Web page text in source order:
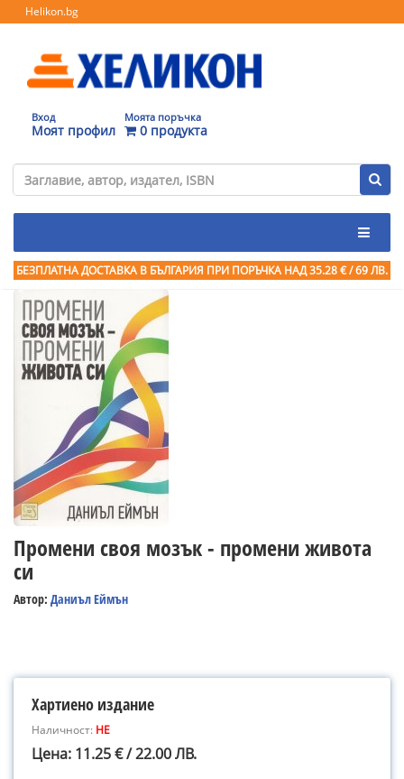
Helikon.bg
Вход
Моят профил
Моята поръчка
0 продукта
БЕЗПЛАТНА ДОСТАВКА В БЪЛГАРИЯ ПРИ ПОРЪЧКА НАД 35.28 € / 69 ЛВ.
Промени своя мозък - промени живота
си
Автор: Даниъл Еймън
Хартиено издание
Наличност: НЕ
Цена: 11.25 € / 22.00 ЛВ.